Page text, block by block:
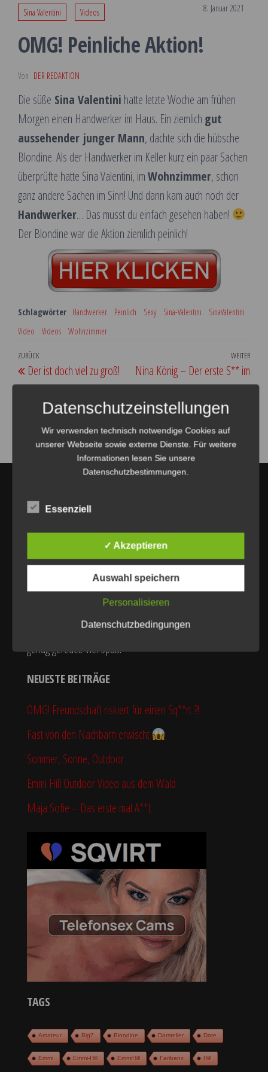
Sina Valentini Videos 8. Januar 2021
OMG! Peinliche Aktion!
Von DER REDAKTION
Die süße Sina Valentini hatte letzte Woche am frühen
Morgen einen Handwerker im Haus. Ein ziemlich gut
aussehender junger Mann, dachte sich die hübsche
Blondine. Als der Handwerker im Keller kurz ein paar Sachen
überprüfte hatte Sina Valentini, imWohnzimmer, schon
ganz andere Sachen im Sinn! Und dann kam auch noch der
Handwerker… Das musst du einfach gesehen haben!
Der Blondine war die Aktion ziemlich peinlich!
Schlagwörter Handwerker Peinlich Sexy Sina-Valentini
SinaValentini
Video
Videos Wohnzimmer
Beitragsnavigation
Vorheriger
Beitrag
ZURÜCK
Der ist doch viel zu groß!
WEITER
Nina König – Der erste S** im
neuen Jahr
Bei uns findest du die besten Videos der aktuellsten
Amateur Darsteller! Wir aktualisieren unsere Seite jeden
Tag und präsentieren dir die besten Amateur Videos
deutschlandweit. Viele unserer Frauen suchen auch
weitere Amateur Darsteller für weitere Videodrehs ! Bist
du Interessiert ? Kontaktiere deine Wunschdame über
unsere Seite, kostenlos und unverbindlich. Und jetzt
genug geredet. Viel Spaß!
NEUESTE BEITRÄGE
OMG! Freundschaft riskiert für einen Sq**rt ?!
Fast von den Nachbarn erwischt
Sommer, Sonne, Outdoor
Emmi Hill Outdoor Video aus dem Wald
Maja Sofie – Das erste mal A**L
TAGS
Amateur Big7 Blondine Darsteller Date
Emmi Emmi-Hill EmmiHill Faribanx Hill
Datenschutzeinstellungen
Wir verwenden technisch notwendige Cookies auf
unserer Webseite sowie externe Dienste. Für weitere
Informationen lesen Sie unsere
Datenschutzbestimmungen.
Essenziell
✓ Akzeptieren
Auswahl speichern
Personalisieren
Datenschutzbedingungen